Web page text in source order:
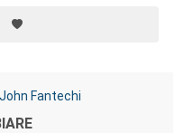
e le abilità di counseling con
Fantechi